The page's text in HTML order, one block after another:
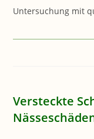
Untersuchung mit
Versteckte